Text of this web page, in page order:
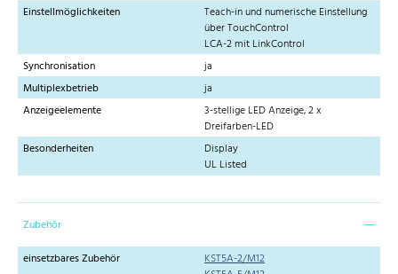
Einstellmöglichkeiten
Teach-in und numerische Einstellung
über TouchControl
LCA-2 mit LinkControl
Synchronisation
ja
Multiplexbetrieb
ja
Anzeigeelemente
3-stellige LED Anzeige, 2 x
Dreifarben-LED
Besonderheiten
Display
UL Listed
Zubehör
einsetzbares Zubehör
KST5A-2/M12